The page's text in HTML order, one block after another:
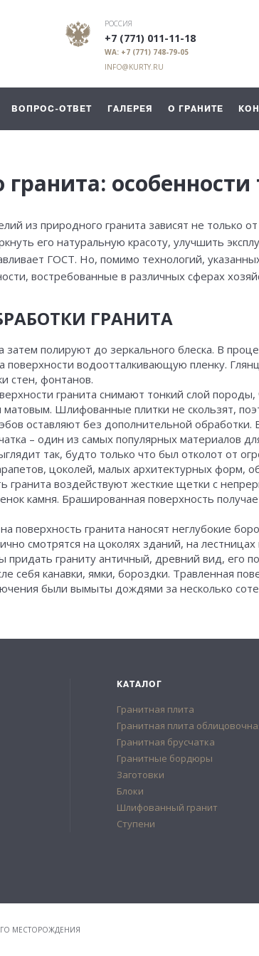
РОССИЯ
+7 (771) 011-11-18
WA: +7 (771) 748-79-05
INFO@KURTY.RU
ВОПРОС-ОТВЕТ ГАЛЕРЕЯ О ГРАНИТЕ
особенности
из природного гранита зависят не только
его натуральную красоту, улучшить
ГОСТ. Но, помимо технологий,
востребованные в различных сферах
ГРАНИТА
полируют до зеркального блеска. В
водоотталкивающую пленку.
стен, фонтанов.
гранита снимают тонкий слой
Шлифованные плитки не скользят,
оставляют без дополнительной
– один из самых популярных материалов
так, будто только что был отколот от
цоколей, малых архитектурных форм,
гранита воздействуют жесткие щетки с
камня. Брашированная поверхность
поверхность гранита наносят неглубокие
смотрятся на цоколях зданий, на
придать граниту античный, древний вид, его
себя канавки, ямки, бороздки. Травленная
были вымыты дождями за несколько
КАТАЛОГ
Гранитная плита
Гранитная плита
Гранитная брусчатка
Гранитные бордюры
Заготовки
Блоки
Шлифованный гранит
Ступени
МЕСТОРОЖДЕНИЯ